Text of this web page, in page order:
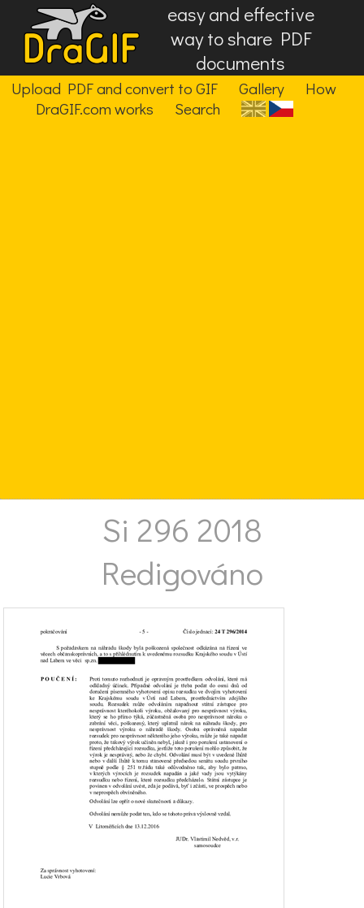
easy and effective
way to share PDF
documents
Upload PDF and convert to GIF Gallery
How
DraGIF.com works
Search
Si 296 2018
Redigováno